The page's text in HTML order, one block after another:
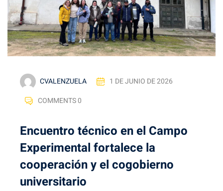
CVALENZUELA
1 DE JUNIO DE 2026
COMMENTS 0
Encuentro técnico en el Campo
Experimental fortalece la
cooperación y el cogobierno
universitario